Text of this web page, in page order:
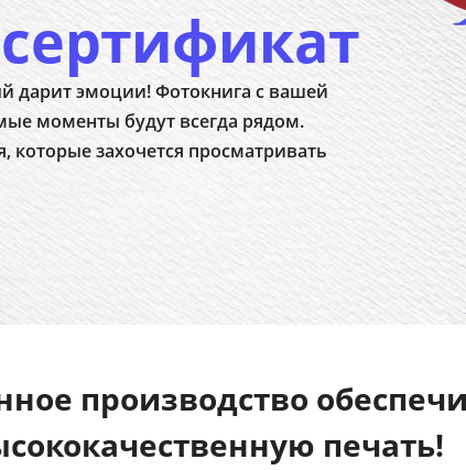
дарит эмоции! Фотокнига с вашей
моменты будут всегда рядом.
захочется просматривать
производство
печать!